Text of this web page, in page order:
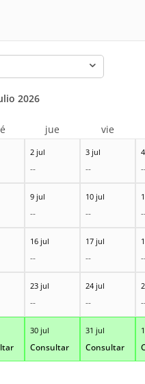
2 jul
--
3 jul
--
9 jul
--
10 jul
--
16 jul
--
17 jul
--
23 jul
--
24 jul
--
30 jul
Consultar
31 jul
Consultar
2026
jue vie